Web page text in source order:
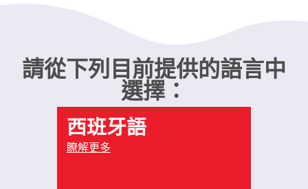
請從下列目前提供的語言中
選擇：
西班牙語
瞭解更多